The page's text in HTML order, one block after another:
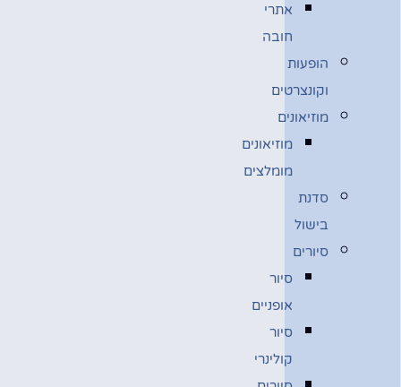
אתרי
חובה
הופעות
וקונצרטים
מוזיאונים
מוזיאונים
מומלצים
סדנת
בישול
סיורים
סיור
אופניים
סיור
קולינרי